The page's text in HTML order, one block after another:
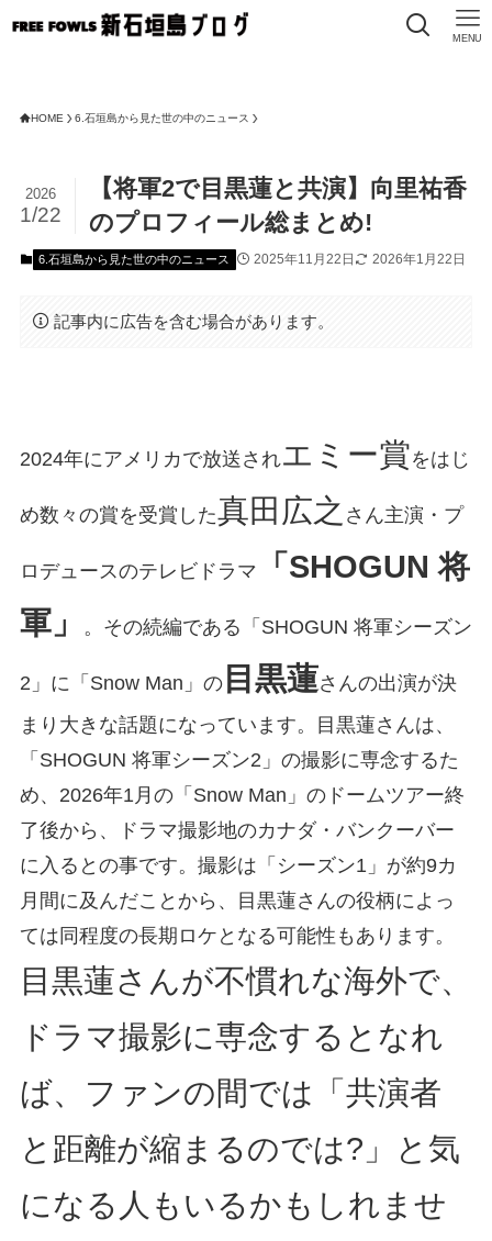
MENU
HOME 6.石垣島から見た世の中のニュース
【将軍2で目黒蓮と共演】向里祐香
のプロフィール総まとめ!
2026
1/22
6.石垣島から見た世の中のニュース 2025年11月22日 2026年1月22日
記事内に広告を含む場合があります。
2024年にアメリカで放送されエミー賞をはじ
め数々の賞を受賞した真田広之 さん主演・プ
ロデュースのテレビドラマ
「SHOGUN 将
軍」
。その続編である「SHOGUN 将軍シーズン
2」に「Snow Man」の目黒蓮さんの出演が決
まり大きな話題になっています。目黒蓮さんは、
「SHOGUN 将軍シーズン2」の撮影に専念するた
め、2026年1月の「Snow Man」のドームツアー終
了後から、ドラマ撮影地のカナダ・バンクーバー
に入るとの事です。撮影は「シーズン1」が約9カ
月間に及んだことから、目黒蓮さんの役柄によっ
ては同程度の長期ロケとなる可能性もあります。
目黒蓮さんが不慣れな海外で、
ドラマ撮影に専念するとなれ
ば、ファンの間では「共演者
と距離が縮まるのでは?」と気
になる人もいるかもしれませ